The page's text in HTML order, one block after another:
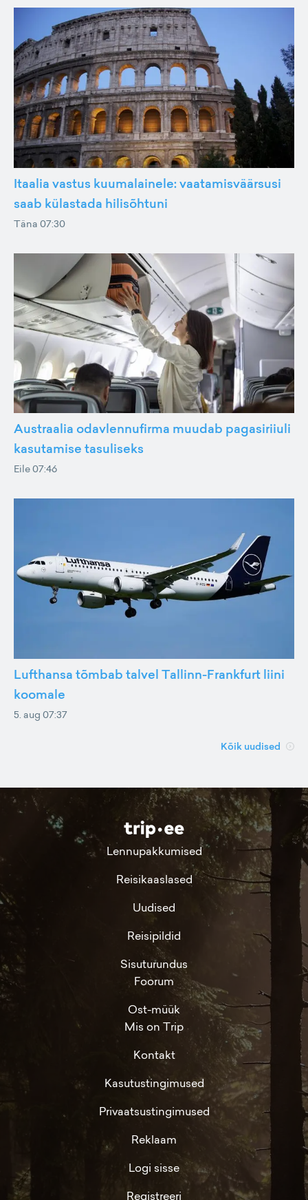
Itaalia vastus kuumalainele: vaatamisväärsusi
saab külastada hilisõhtuni
Täna 07:30
Austraalia odavlennufirma muudab pagasiriiuli
kasutamise tasuliseks
Eile 07:46
Lufthansa tõmbab talvel Tallinn-Frankfurt liini
koomale
5. aug 07:37
Kõik uudised
Lennupakkumised
Reisikaaslased
Uudised
Reisipildid
Sisuturundus
Foorum
Ost-müük
Mis on Trip
Kontakt
Kasutustingimused
Privaatsustingimused
Reklaam
Logi sisse
Registreeri